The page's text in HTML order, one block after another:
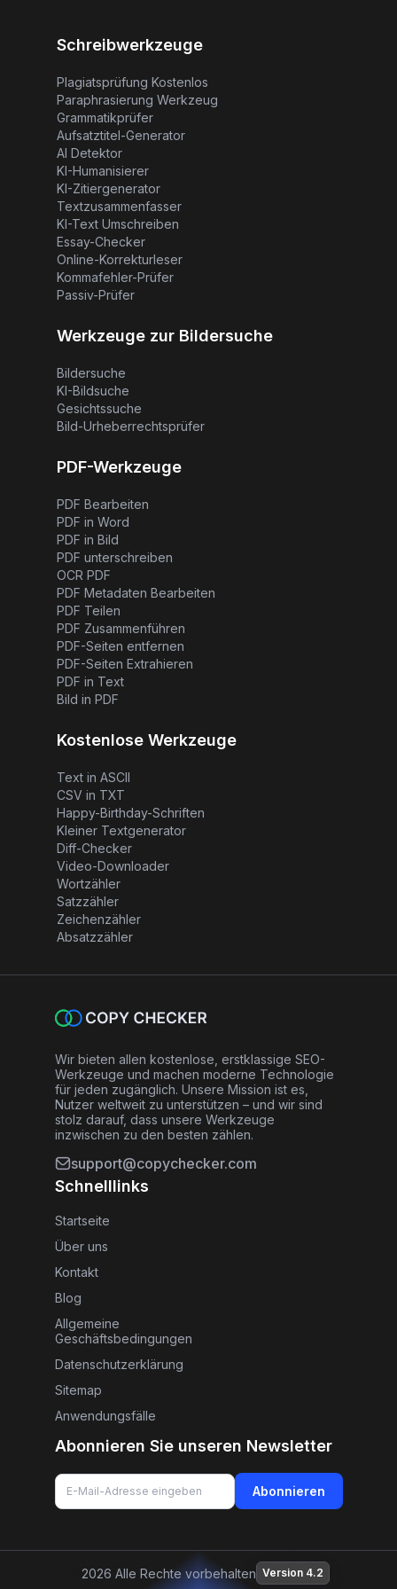
Ihrem Kontodashboard klicken.
Schreibwerkzeuge
Plagiatsprüfung Kostenlos
Paraphrasierung Werkzeug
Grammatikprüfer
Aufsatztitel-Generator
AI Detektor
KI-Humanisierer
KI-Zitiergenerator
Textzusammenfasser
KI-Text Umschreiben
Essay-Checker
Online-Korrekturleser
Kommafehler-Prüfer
Passiv-Prüfer
Werkzeuge zur Bildersuche
Bildersuche
KI-Bildsuche
Gesichtssuche
Bild-Urheberrechtsprüfer
PDF-Werkzeuge
PDF Bearbeiten
PDF in Word
PDF in Bild
PDF unterschreiben
OCR PDF
PDF Metadaten Bearbeiten
PDF Teilen
PDF Zusammenführen
PDF-Seiten entfernen
PDF-Seiten Extrahieren
PDF in Text
Bild in PDF
Kostenlose Werkzeuge
Text in ASCII
CSV in TXT
Happy-Birthday-Schriften
Kleiner Textgenerator
Diff-Checker
Video-Downloader
Wortzähler
Satzzähler
Zeichenzähler
Absatzzähler
Wir bieten allen kostenlose, erstklassige SEO-
Werkzeuge und machen moderne Technologie
für jeden zugänglich. Unsere Mission ist es,
Nutzer weltweit zu unterstützen – und wir sind
stolz darauf, dass unsere Werkzeuge
inzwischen zu den besten zählen.
support@copychecker.com
Schnelllinks
Startseite
Über uns
Kontakt
Blog
Allgemeine
Geschäftsbedingungen
Datenschutzerklärung
Sitemap
Anwendungsfälle
Abonnieren Sie unseren Newsletter
Abonnieren
2026 Alle Rechte vorbehalten Version 4.2